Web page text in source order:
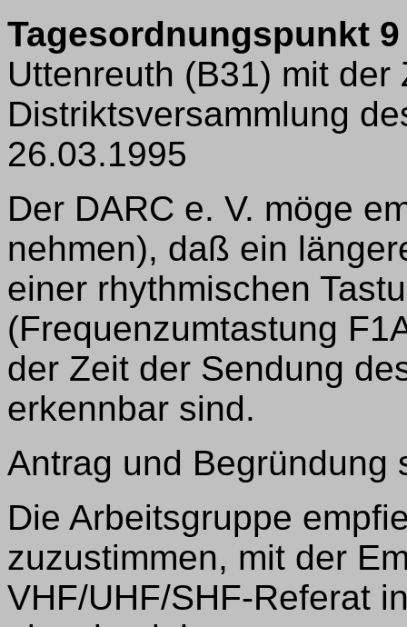
Tagesordnungspunkt
Uttenreuth (B31) mit der
Distriktsversammlung
26.03.1995
Der DARC e. V. möge
nehmen), daß ein
einer rhythmischen
(Frequenzumtastung
der Zeit der Sendung
erkennbar sind.
Antrag und Begründung
Die Arbeitsgruppe
zuzustimmen, mit der
VHF/UHF/SHF-Referat